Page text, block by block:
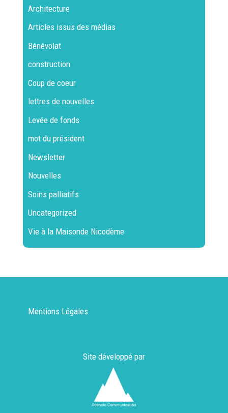
Architecture
Articles issus des médias
Bénévolat
construction
Coup de coeur
lettres de nouvelles
Levée de fonds
mot du président
Newsletter
Nouvelles
Soins palliatifs
Uncategorized
Vie à la Maisonde Nicodème
Mentions Légales
Site développé par